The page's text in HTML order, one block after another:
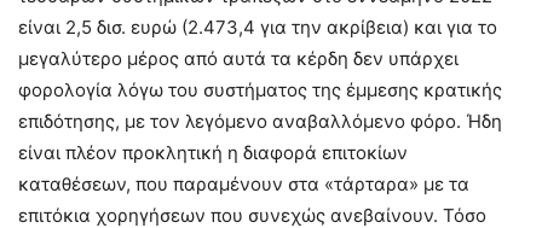
είναι 2,5 δισ. ευρώ (2.473,4 για την ακρίβεια) και για το
μεγαλύτερο μέρος από αυτά τα κέρδη δεν υπάρχει
φορολογία λόγω του συστήματος της έμμεσης κρατικής
επιδότησης, με τον λεγόμενο αναβαλλόμενο φόρο. Ήδη
είναι πλέον προκλητική η διαφορά επιτοκίων
καταθέσεων, που παραμένουν στα «τάρταρα» με τα
επιτόκια χορηγήσεων που συνεχώς ανεβαίνουν. Τόσο